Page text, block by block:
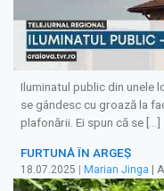
Iluminatul public din unele
se gândesc cu groază la
plafonării. Ei spun că se […]
FURTUNĂ ÎN ARGEȘ
18.07.2025 Marian Jinga |